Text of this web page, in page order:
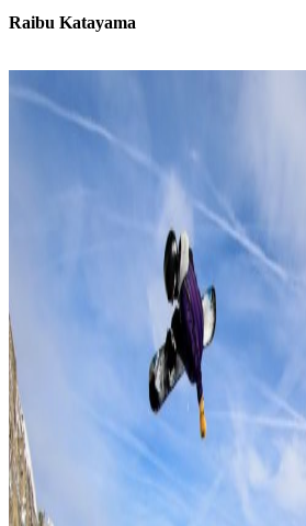
Raibu Katayama